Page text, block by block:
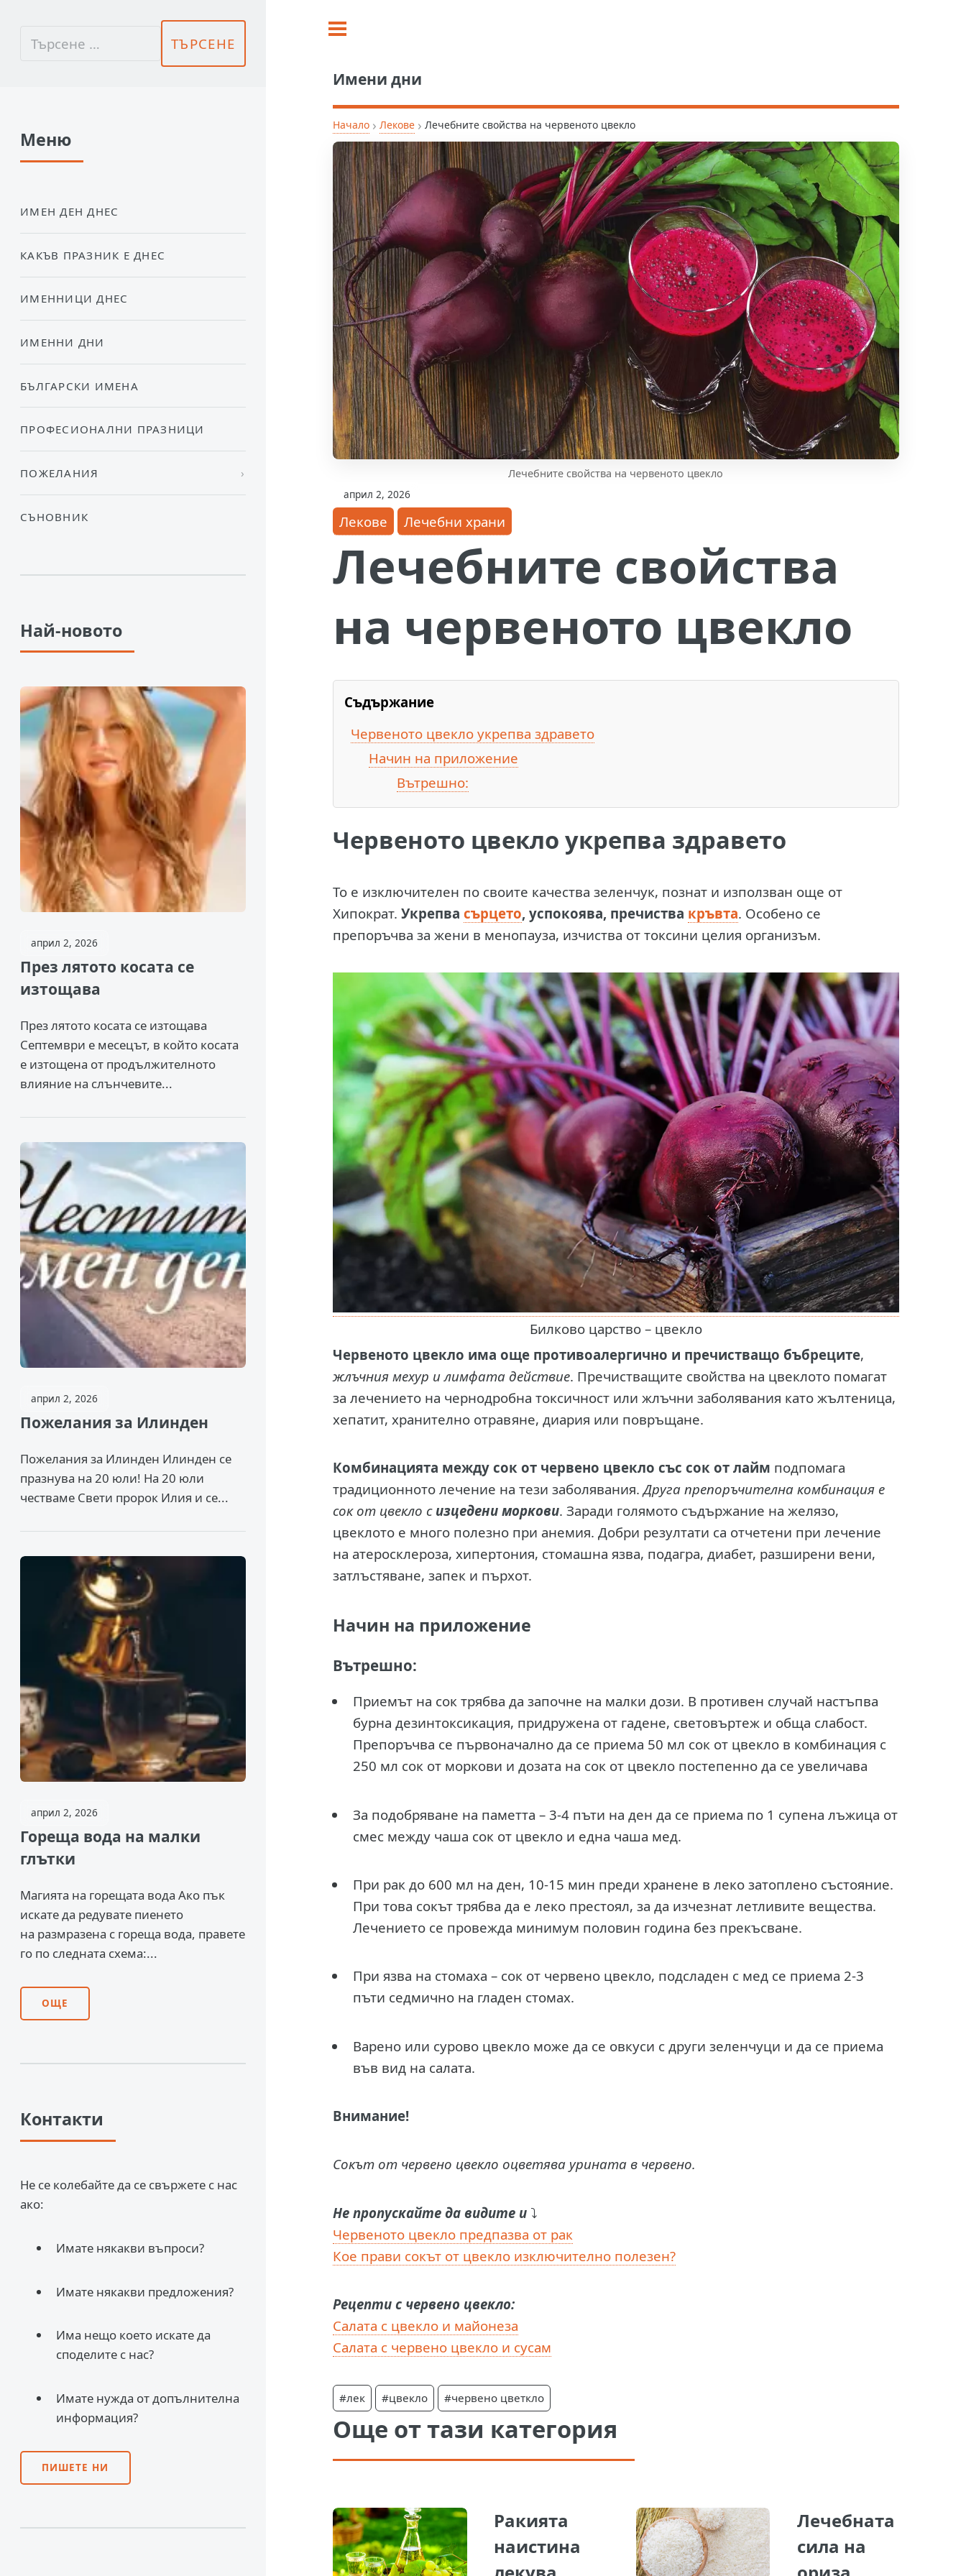
Имени дни
Начало › Лекове › Лечебните свойства на червеното цвекло
Лечебните свойства на червеното цвекло
април 2, 2026
Лекове Лечебни храни
Лечебните свойства
на червеното цвекло
Съдържание
Червеното цвекло укрепва здравето
Начин на приложение
Вътрешно:
Червеното цвекло укрепва здравето
То е изключителен по своите качества зеленчук, познат и използван още от
Хипократ. Укрепва сърцето, успокоява, пречиства кръвта. Особено се
препоръчва за жени в менопауза, изчиства от токсини целия организъм.
Билково царство – цвекло
Червеното цвекло има още противоалергично и пречистващо бъбреците,
жлъчния мехур и лимфата действие. Пречистващите свойства на цвеклото помагат
за лечението на чернодробна токсичност или жлъчни заболявания като жълтеница,
хепатит, хранително отравяне, диария или повръщане.
Комбинацията между сок от червено цвекло със сок от лайм подпомага
традиционното лечение на тези заболявания. Друга препоръчителна комбинация е
сок от цвекло с изцедени моркови. Заради голямото съдържание на желязо,
цвеклото е много полезно при анемия. Добри резултати са отчетени при лечение
на атеросклероза, хипертония, стомашна язва, подагра, диабет, разширени вени,
затлъстяване, запек и пърхот.
Начин на приложение
Вътрешно:
Приемът на сок трябва да започне на малки дози. В противен случай настъпва
бурна дезинтоксикация, придружена от гадене, световъртеж и обща слабост.
Препоръчва се първоначално да се приема 50 мл сок от цвекло в комбинация с
250 мл сок от моркови и дозата на сок от цвекло постепенно да се увеличава
За подобряване на паметта – 3-4 пъти на ден да се приема по 1 супена лъжица от
смес между чаша сок от цвекло и една чаша мед.
При рак до 600 мл на ден, 10-15 мин преди хранене в леко затоплено състояние.
При това сокът трябва да е леко престоял, за да изчезнат летливите вещества.
Лечението се провежда минимум половин година без прекъсване.
При язва на стомаха – сок от червено цвекло, подсладен с мед се приема 2-3
пъти седмично на гладен стомах.
Варено или сурово цвекло може да се овкуси с други зеленчуци и да се приема
във вид на салата.
Внимание!
Сокът от червено цвекло оцветява урината в червено.
Не пропускайте да видите и⤵️
Червеното цвекло предпазва от рак
Кое прави сокът от цвекло изключително полезен?
Рецепти с червено цвекло:
Салата с цвекло и майонеза
Салата с червено цвекло и сусам
#лек #цвекло #червено цветкло
Още от тази категория
Ракията
наистина
Лечебната
сила на
Меню
ИМЕН ДЕН ДНЕС
КАКЪВ ПРАЗНИК Е ДНЕС
ИМЕННИЦИ ДНЕС
ИМЕННИ ДНИ
БЪЛГАРСКИ ИМЕНА
ПРОФЕСИОНАЛНИ ПРАЗНИЦИ
ПОЖЕЛАНИЯ
СЪНОВНИК
Най-новото
април 2, 2026
През лятото косата се
изтощава
През лятото косата се изтощава
Септември е месецът, в който косата
е изтощена от продължителното
влияние на слънчевите...
април 2, 2026
Пожелания за Илинден
Пожелания за Илинден Илинден се
празнува на 20 юли! На 20 юли
честваме Свети пророк Илия и се...
април 2, 2026
Гореща вода на малки
глътки
Магията на горещата вода Ако пък
искате да редувате пиенето
на размразена с гореща вода, правете
го по следната схема:...
ОЩЕ
Контакти
Не се колебайте да се свържете с нас
ако:
Имате някакви въпроси?
Имате някакви предложения?
Има нещо което искате да
споделите с нас?
Имате нужда от допълнителна
информация?
ПИШЕТЕ НИ